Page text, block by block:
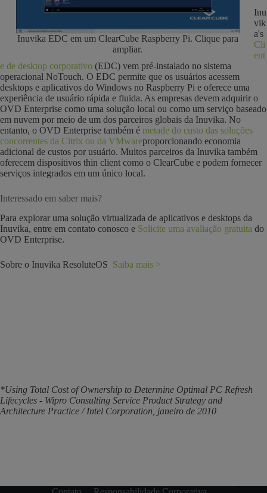
Inuvika EDC em um ClearCube Raspberry Pi. Clique para
ampliar.
Inu
vik
a's
Cli
ent
e de desktop corporativo (EDC) vem pré-instalado no sistema
operacional NoTouch. O EDC permite que os usuários acessem
desktops e aplicativos do Windows no Raspberry Pi e oferece uma
experiência de usuário rápida e fluida. As empresas devem adquirir o
OVD Enterprise como uma solução local ou como um serviço baseado
em nuvem por meio de um dos parceiros globais da Inuvika. No
entanto, o OVD Enterprise também é metade do custo das soluções
concorrentes da Citrix ou da VMwareproporcionando economia
adicional de custos por usuário. Muitos parceiros da Inuvika também
oferecem dispositivos thin client como o ClearCube e podem fornecer
serviços integrados em um único local.
Interessado em saber mais?
Para explorar uma solução virtualizada de aplicativos e desktops da
Inuvika, entre em contato conosco e Solicite uma avaliação gratuita do
OVD Enterprise.
Sobre o Inuvika ResoluteOS Saiba mais >
*Using Total Cost of Ownership to Determine Optimal PC Refresh
Lifecycles - Wipro Consulting Service Product Strategy and
Architecture Practice / Intel Corporation, janeiro de 2010